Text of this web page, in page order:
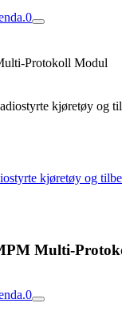
0
Protokoll Modul
kjøretøy og
kjøretøy og
Multi-
0